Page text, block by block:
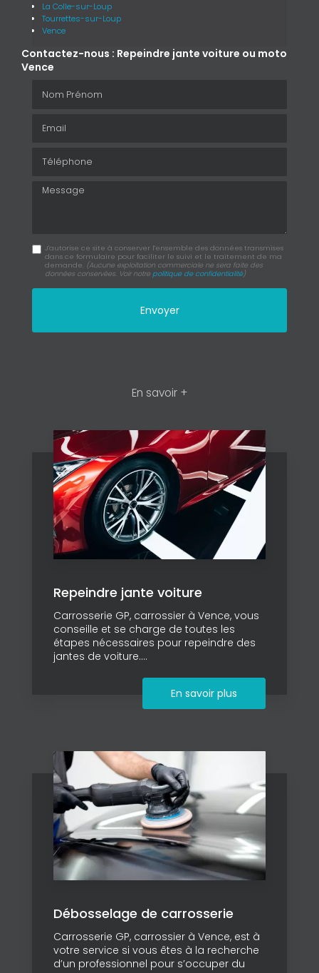
La Colle-sur-Loup
Tourrettes-sur-Loup
Vence
Contactez-nous : Repeindre jante voiture ou moto
Vence
Message
J'autorise ce site à conserver l'ensemble des données transmises
dans ce formulaire pour faciliter le suivi et le traitement de ma
demande. (Aucune exploitation commerciale ne sera faite des
données conservées. Voir notre politique de confidentialité)
En savoir +
Repeindre jante voiture
Carrosserie GP, carrossier à Vence, vous
conseille et se charge de toutes les
étapes nécessaires pour repeindre des
jantes de voiture....
En savoir plus
Débosselage de carrosserie
Carrosserie GP, carrossier à Vence, est à
votre service si vous êtes à la recherche
d’un professionnel pour s’occuper du